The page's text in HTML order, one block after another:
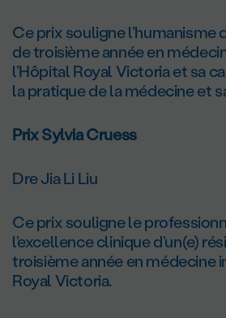
Ce prix souligne l’humanisme
de troisième année en
l’Hôpital Royal Victoria et sa
la pratique de la médecine et
Prix Sylvia Cruess
Dre Jia Li Liu
Ce prix souligne le
l’excellence clinique d’un(e)
troisième année en médecine
Royal Victoria.